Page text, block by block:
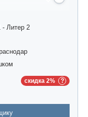
- Литер 2
скидка 2%